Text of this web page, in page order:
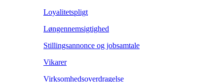
Loyalitetspligt
Løngennemsigtighed
Stillingsannonce og jobsamtale
Vikarer
Virksomhedsoverdragelse